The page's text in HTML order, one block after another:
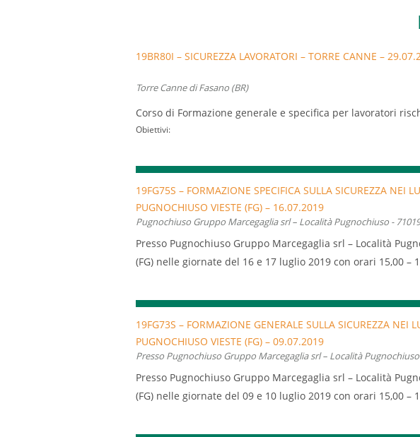
19BR80I – SICUREZZA LAVORATORI – TORRE CANNE –
Torre Canne di Fasano (BR)
Corso di Formazione generale e specifica per lavoratori
Obiettivi:
dell’Accordo Stato
conoscenze e metodi ritenuti indispensabili per conoscere
lavoro del
lavoratoredi aziende di rischio bassoconoscere
protezione individuale e il quadro normativo che disciplina
lavoro.
Laformazionevuole inoltre sviluppare capacità analitiche
comportamentali (percezione del rischio). e fornire
, fornire conoscenze
organi di vigilanza in materia di sicurezza e salute sul
Il corso rappresenta il percorso diformazione generale e
comma 2 del Dlgs 81/08e disciplinato nei contenuti dall’
vigore dal 26/01/12 per tutti i
lavoratori impiegati in
Laformazione, secondol’Accordo Stato Regioniconsente ai
adottare al fine di tutelare la propria sicurezza e salute e
19FG75S – FORMAZIONE SPECIFICA SULLA SICUREZZA NEI
PUGNOCHIUSO VIESTE (FG) – 16.07.2019
Pugnochiuso Gruppo Marcegaglia srl – Località Pugnochiuso -
Presso Pugnochiuso Gruppo Marcegaglia srl – Località
(FG) nelle giornate del 16 e 17 luglio 2019 con orari 15,00 –
formazione generale e specifica rivolto a operatori di
iscritti all’EBT.
19FG73S – FORMAZIONE GENERALE SULLA SICUREZZA NEI
PUGNOCHIUSO VIESTE (FG) – 09.07.2019
Presso Pugnochiuso Gruppo Marcegaglia srl – Località Pugnochiuso
Presso Pugnochiuso Gruppo Marcegaglia srl – Località
(FG) nelle giornate del 09 e 10 luglio 2019 con orari 15,00 –
formazione generale e specifica rivolto a operatori di
iscritti all’EBT.